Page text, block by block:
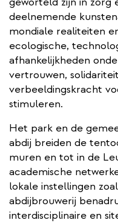
deelnemende
mondiale realiteiten
ecologische,
afhankelijkheden
vertrouwen,
verbeeldingskracht
stimuleren.
Het park en de
abdij breiden de
muren en tot in de
academische
lokale instellingen
abdijbrouwerij
interdisciplinaire en